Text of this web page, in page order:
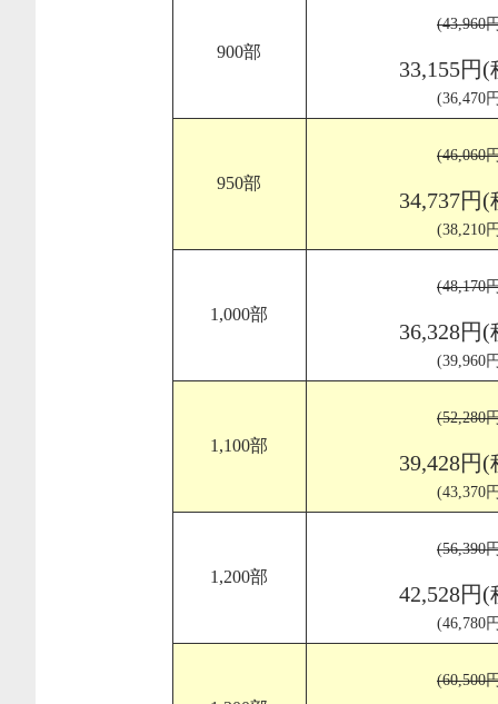
900部
(43,960
33,155円
(36,470
950部
(46,060
34,737円
(38,210
1,000部
(48,170
36,328円
(39,960
1,100部
(52,280
39,428円
(43,370
1,200部
(56,390
42,528円(
(46,780
(60,500